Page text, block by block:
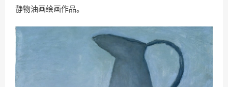
静物油画绘画作品。